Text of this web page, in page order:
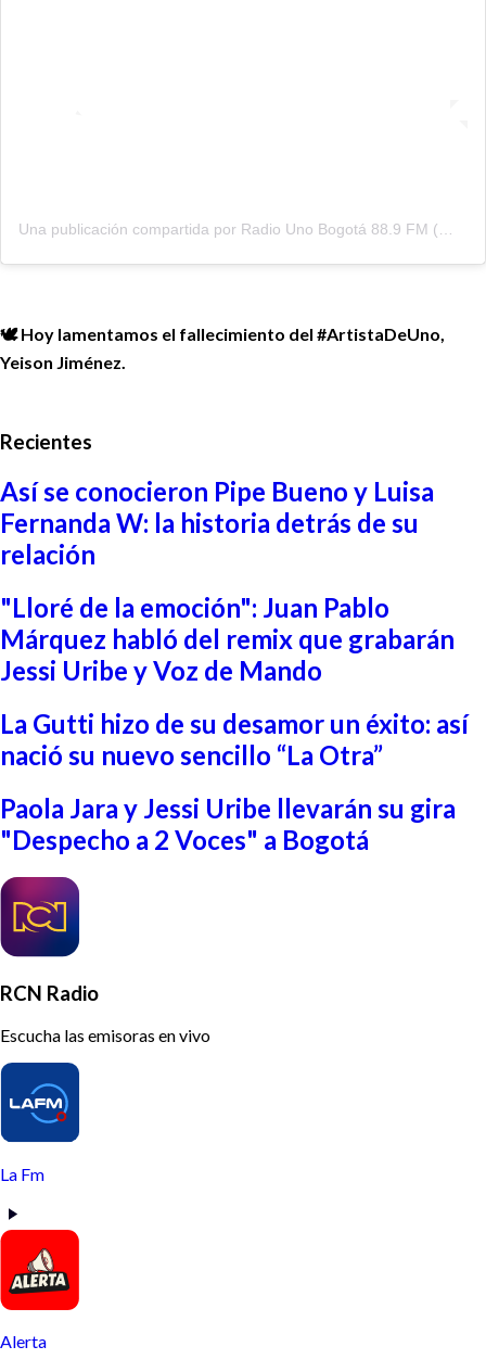
🕊️ Hoy lamentamos el fallecimiento del #ArtistaDeUno,
Yeison Jiménez.
Recientes
Así se conocieron Pipe Bueno y Luisa
Fernanda W: la historia detrás de su
relación
"Lloré de la emoción": Juan Pablo
Márquez habló del remix que grabarán
Jessi Uribe y Voz de Mando
La Gutti hizo de su desamor un éxito: así
nació su nuevo sencillo “La Otra”
Paola Jara y Jessi Uribe llevarán su gira
"Despecho a 2 Voces" a Bogotá
RCN Radio
Escucha las emisoras en vivo
La Fm
Alerta